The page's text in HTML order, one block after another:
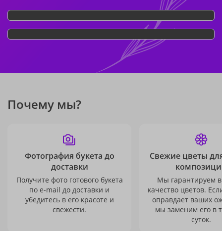
Почему мы?
Фотография букета до
доставки
Получите фото готового букета
по e-mail до доставки и
убедитесь в его красоте и
свежести.
Свежие цветы
Мы гарантируем
качество цветов.
оправдает ваших
мы заменим его в
суток.